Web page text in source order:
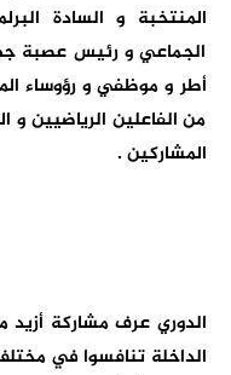
المنتخبة و السادة
الجماعي و رئيس عصبة
أطر و موظفي و رؤوساء
من الفاعلين الرياضيين و
المشاركين .
الداخلة تنافسوا في